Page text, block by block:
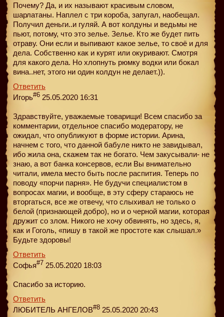
Почему? Да, и их называют красивым словом,
шарлатаны. Наплел с три короба, запугал, наобещал.
Получил деньги..и гуляй. А вот колдуны и ведьмы не
пьют, потому, что это зелье. Зелье. Кто же будет пить
отраву. Они если и выпивают какое зелье, то своё и для
дела. Собственно как и курят или окуривают. Смотря
для какого дела. Но хлопнуть рюмку водки или бокал
вина..нет, этого ни один колдун не делает.)).
Ответить
Игорь#6 25.05.2020 16:31
Здравствуйте, уважаемые товарищи! Всем спасибо за
комментарии, отдельное спасибо модератору, не
ожидал, что опубликуют в форме истории. Арина,
начнем с того, что данной бабуле никто не завидывал,
ибо жила она, скажем так не богато. Чем закусывали- не
знаю, а вот банка консервов, если Вы внимательно
читали, имела место быть после распития. Теперь по
поводу «порчи парня». Не будучи специалистом в
вопросах магии, и вообще, в эту сферу стараюсь не
вторгаться, все же отвечу, что слыхивал не только о
белой (признающей добро), но и о черной магии, которая
дружит со злом. Никого не хочу обвинять, но здесь, я,
как и Гоголь, «пишу в такой же простоте как слышал.»
Будьте здоровы!
Ответить
Софья#7 25.05.2020 18:03
Спасибо за историю.
Ответить
ЛЮБИТЕЛЬ АНГЕЛОВ#8 25.05.2020 20:43